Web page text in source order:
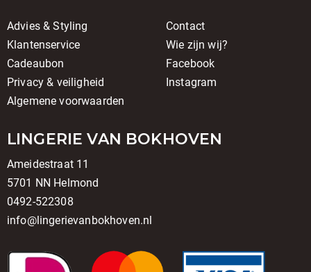
Advies & Styling
Klantenservice
Cadeaubon
Privacy & veiligheid
Algemene voorwaarden
Contact
Wie zijn wij?
Facebook
Instagram
LINGERIE VAN BOKHOVEN
Ameidestraat 11
5701 NN Helmond
0492-522308
info@lingerievanbokhoven.nl